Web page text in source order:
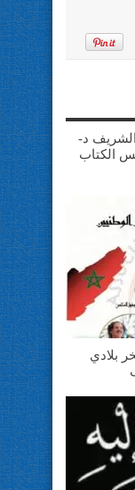
الشريف د-
الكتاب
بلادي